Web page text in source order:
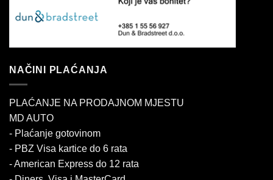
NAČINI PLAĆANJA
PLAĆANJE NA PRODAJNOM MJESTU
MD AUTO
- Plaćanje gotovinom
- PBZ Visa kartice do 6 rata
- American Express do 12 rata